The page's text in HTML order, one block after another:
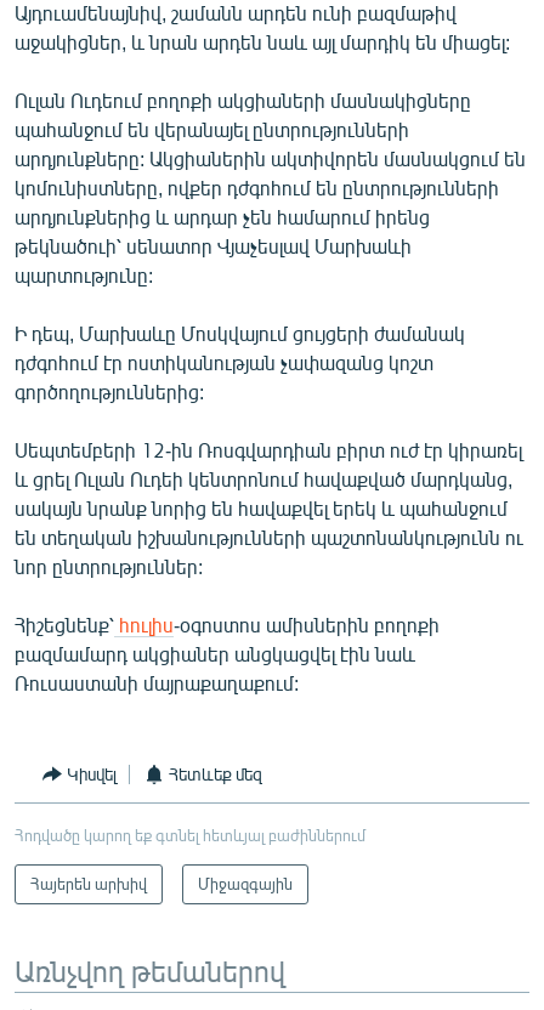
Այդուամենայնիվ, շամանն արդեն ունի բազմաթիվ
աջակիցներ, և նրան արդեն նաև այլ մարդիկ են միացել:
Ուլան Ուդեում բողոքի ակցիաների մասնակիցները
պահանջում են վերանայել ընտրությունների
արդյունքները: Ակցիաներին ակտիվորեն մասնակցում են
կոմունիստները, ովքեր դժգոհում են ընտրությունների
արդյունքներից և արդար չեն համարում իրենց
թեկնածուի՝ սենատոր Վյաչեսլավ Մարխաևի
պարտությունը:
Ի դեպ, Մարխաևը Մոսկվայում ցույցերի ժամանակ
դժգոհում էր ոստիկանության չափազանց կոշտ
գործողություններից:
Սեպտեմբերի 12-ին Ռոսգվարդիան բիրտ ուժ էր կիրառել
և ցրել Ուլան Ուդեի կենտրոնում հավաքված մարդկանց,
սակայն նրանք նորից են հավաքվել երեկ և պահանջում
են տեղական իշխանությունների պաշտոնանկությունն ու
նոր ընտրություններ:
Հիշեցնենք՝ հուլիս-օգոստոս ամիսներին բողոքի
բազմամարդ ակցիաներ անցկացվել էին նաև
Ռուսաստանի մայրաքաղաքում:
Կիսվել Հետևեք մեզ
Հոդվածը կարող եք գտնել հետևյալ բաժիններում
Հայերեն արխիվ Միջազգային
Առնչվող թեմաներով